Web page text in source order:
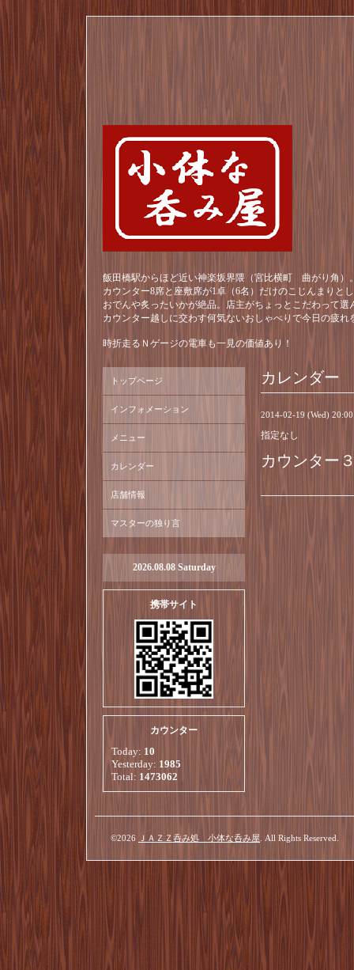
飯田橋駅からほど近い神楽坂界隈（宮比横町 曲がり角）
カウンター8席と座敷席が1卓（6名）だけのこじんまりと
おでんや炙ったいかが絶品。店主がちょっとこだわって
カウンター越しに交わす何気ないおしゃべりで今日の疲れ
時折走るＮゲージの電車も一見の価値あり！
カレンダー
2014-02-19 (Wed)
指定なし
カウンター
トップページ
インフォメーション
メニュー
カレンダー
店舗情報
マスターの独り言
2026.08.08 Saturday
携帯サイト
カウンター
Today: 10
Yesterday: 1985
Total: 1473062
©2026 ＪＡＺＺ呑み処 小体な呑み屋 . All Rights Reserved.